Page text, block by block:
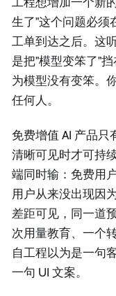
生了"这个问题必须
工单到达之后。这
是把"模型变笨了"
为模型没有变笨。
任何人。
免费增值 AI 产品只
清晰可见时才可持
端同时输：免费用
用户从来没出现因
差距可见，同一道
次用量教育、一个
自工程以为是一句
一句 UI 文案。